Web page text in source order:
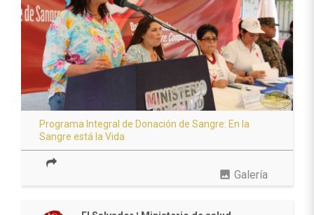
Programa Integral de Donación de Sangre: En la
Sangre está la Vida
photo Galería